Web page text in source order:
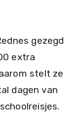
gezegd
extra
stelt ze
dagen van